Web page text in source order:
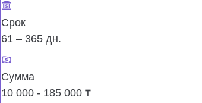
Срок
61 – 365 дн.
Сумма
10 000 - 185 000 ₸